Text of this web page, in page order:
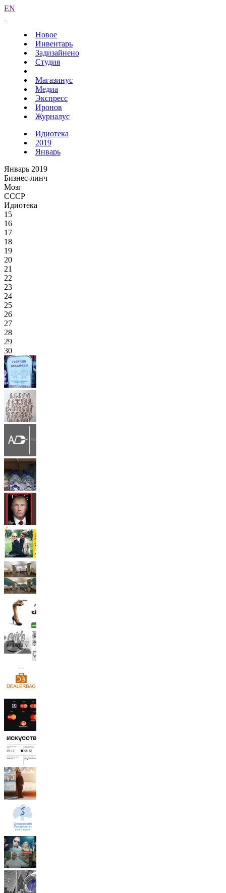
EN
Новое
Инвентарь
Задизайнено
Студия
Магазинус
Медиа
Экспресс
Иронов
Журналус
Идиотека
2019
Январь
Январь 2019
Бизнес-линч
Мозг
СССР
Идиотека
15
16
17
18
19
20
21
22
23
24
25
26
27
28
29
30